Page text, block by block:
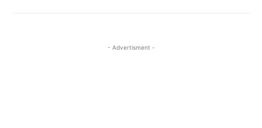
- Advertisment -